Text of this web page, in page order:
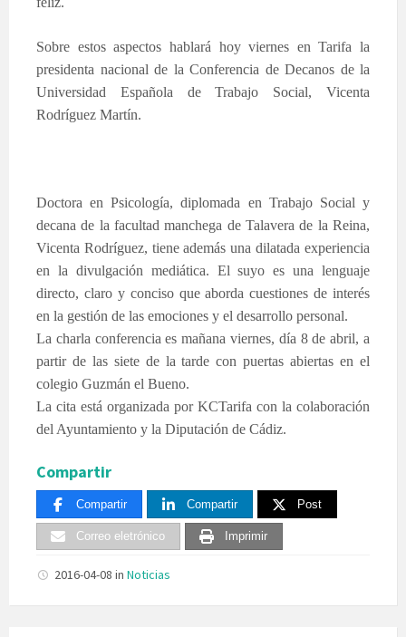
Sobre estos aspectos hablará hoy viernes en Tarifa la
presidenta nacional de la Conferencia de Decanos de la
Universidad Española de Trabajo Social, Vicenta
Rodríguez Martín.
Doctora en Psicología, diplomada en Trabajo Social y
decana de la facultad manchega de Talavera de la Reina,
Vicenta Rodríguez, tiene además una dilatada experiencia
en la divulgación mediática. El suyo es una lenguaje
directo, claro y conciso que aborda cuestiones de interés
en la gestión de las emociones y el desarrollo personal.
La charla conferencia es mañana viernes, día 8 de abril, a
partir de las siete de la tarde con puertas abiertas en el
colegio Guzmán el Bueno.
La cita está organizada por KCTarifa con la colaboración
del Ayuntamiento y la Diputación de Cádiz.
Compartir
Compartir Compartir Post
Correo eletrónico Imprimir
2016-04-08 in Noticias